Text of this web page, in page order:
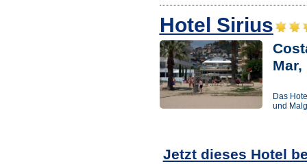
Hotel Sirius
Das
und
Jetzt dieses Hotel